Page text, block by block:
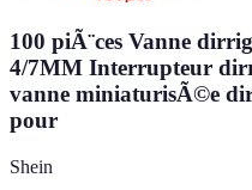
100 piÃ¨ces Vanne
4/7MM Interrupteur
vanne miniaturisÃ©e
pour
Shein